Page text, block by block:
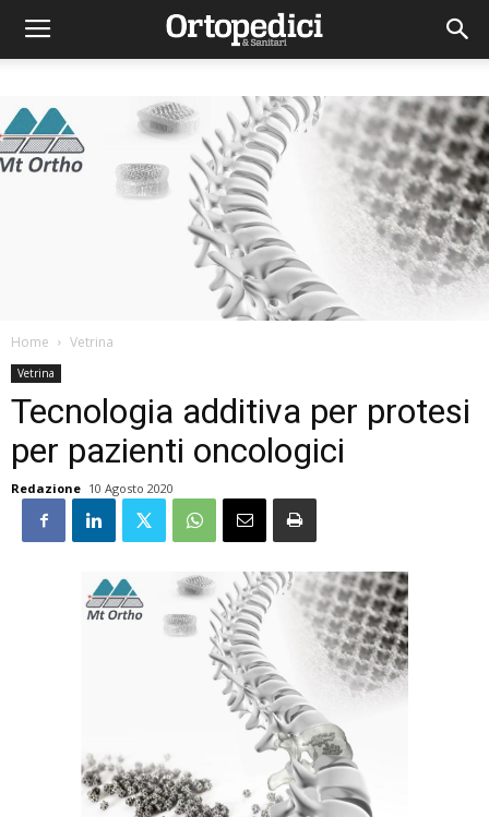
Home Vetrina
Vetrina
Tecnologia additiva per protesi
per pazienti oncologici
Redazione 10 Agosto 2020